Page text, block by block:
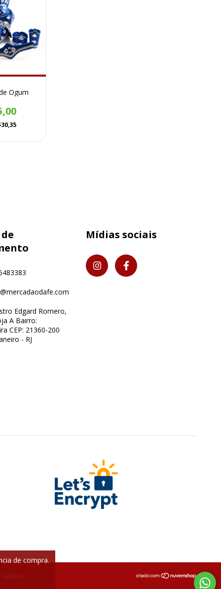
de compra.
Ogum
Edgard Romero,
A Bairro:
CEP: 21360-200
- RJ
Mídias sociais